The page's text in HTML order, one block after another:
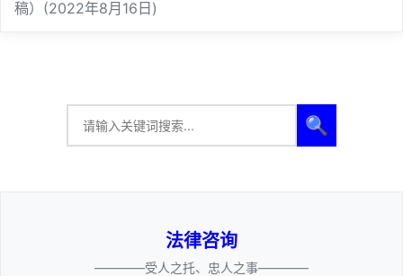
稿）(2022年8月16日)
🔍
法律咨询
————受人之托、忠人之事————